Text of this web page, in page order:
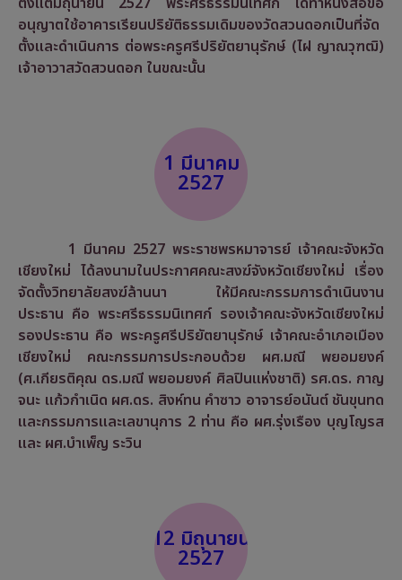
อนุญาตใช้อาคารเรียนปริยัติธรรมเดิมของวัดสวนดอกเป็นที่จัด
ตั้งและดำเนินการ ต่อพระครูศรีปริยัตยานุรักษ์ (ไฝ ญาณวุฑฒิ)
เจ้าอาวาสวัดสวนดอก ในขณะนั้น
1 มีนาคม
2527
1 มีนาคม 2527 พระราชพรหมาจารย์ เจ้าคณะจังหวัด
เชียงใหม่ ได้ลงนามในประกาศคณะสงฆ์จังหวัดเชียงใหม่ เรื่อง
จัดตั้งวิทยาลัยสงฆ์ล้านนา ให้มีคณะกรรมการดำเนินงาน
ประธาน คือ พระศรีธรรมนิเทศก์ รองเจ้าคณะจังหวัดเชียงใหม่
รองประธาน คือ พระครูศรีปริยัตยานุรักษ์ เจ้าคณะอำเภอเมือง
เชียงใหม่ คณะกรรมการประกอบด้วย ผศ.มณี พยอมยงค์
(ศ.เกียรติคุณ ดร.มณี พยอมยงค์ ศิลปินแห่งชาติ) รศ.ดร. กาญ
จนะ แก้วกำเนิด ผศ.ดร. สิงห์ทน คำซาว อาจารย์อนันต์ ชันขุนทด
และกรรมการและเลขานุการ 2 ท่าน คือ ผศ.รุ่งเรือง บุญโญรส
และ ผศ.บำเพ็ญ ระวิน
12 มิถุนายน
2527